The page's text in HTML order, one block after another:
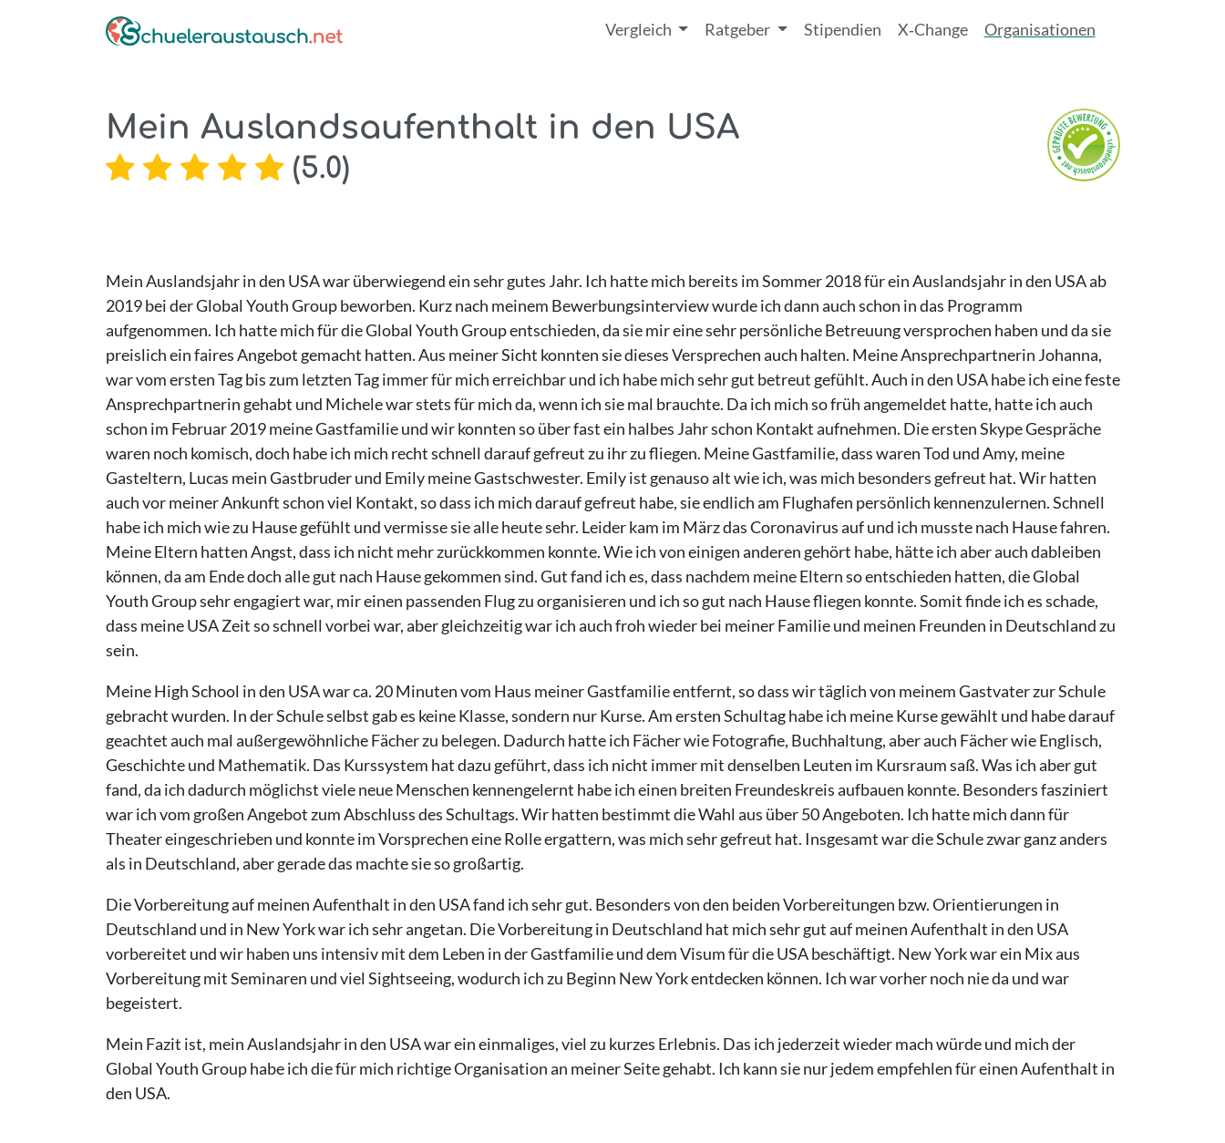
Vergleich Ratgeber Stipendien X‑Change Organisationen
Mein Auslandsaufenthalt in den USA
(5.0)
Mein Auslandsjahr in den USA war überwiegend ein sehr gutes Jahr. Ich hatte mich bereits im Sommer 2018 für ein Auslandsjahr in den USA ab
2019 bei der Global Youth Group beworben. Kurz nach meinem Bewerbungsinterview wurde ich dann auch schon in das Programm
aufgenommen. Ich hatte mich für die Global Youth Group entschieden, da sie mir eine sehr persönliche Betreuung versprochen haben und da sie
preislich ein faires Angebot gemacht hatten. Aus meiner Sicht konnten sie dieses Versprechen auch halten. Meine Ansprechpartnerin Johanna,
war vom ersten Tag bis zum letzten Tag immer für mich erreichbar und ich habe mich sehr gut betreut gefühlt. Auch in den USA habe ich eine feste
Ansprechpartnerin gehabt und Michele war stets für mich da, wenn ich sie mal brauchte. Da ich mich so früh angemeldet hatte, hatte ich auch
schon im Februar 2019 meine Gastfamilie und wir konnten so über fast ein halbes Jahr schon Kontakt aufnehmen. Die ersten Skype Gespräche
waren noch komisch, doch habe ich mich recht schnell darauf gefreut zu ihr zu fliegen. Meine Gastfamilie, dass waren Tod und Amy, meine
Gasteltern, Lucas mein Gastbruder und Emily meine Gastschwester. Emily ist genauso alt wie ich, was mich besonders gefreut hat. Wir hatten
auch vor meiner Ankunft schon viel Kontakt, so dass ich mich darauf gefreut habe, sie endlich am Flughafen persönlich kennenzulernen. Schnell
habe ich mich wie zu Hause gefühlt und vermisse sie alle heute sehr. Leider kam im März das Coronavirus auf und ich musste nach Hause fahren.
Meine Eltern hatten Angst, dass ich nicht mehr zurückkommen konnte. Wie ich von einigen anderen gehört habe, hätte ich aber auch dableiben
können, da am Ende doch alle gut nach Hause gekommen sind. Gut fand ich es, dass nachdem meine Eltern so entschieden hatten, die Global
Youth Group sehr engagiert war, mir einen passenden Flug zu organisieren und ich so gut nach Hause fliegen konnte. Somit finde ich es schade,
dass meine USA Zeit so schnell vorbei war, aber gleichzeitig war ich auch froh wieder bei meiner Familie und meinen Freunden in Deutschland zu
sein.
Meine High School in den USA war ca. 20 Minuten vom Haus meiner Gastfamilie entfernt, so dass wir täglich von meinem Gastvater zur Schule
gebracht wurden. In der Schule selbst gab es keine Klasse, sondern nur Kurse. Am ersten Schultag habe ich meine Kurse gewählt und habe darauf
geachtet auch mal außergewöhnliche Fächer zu belegen. Dadurch hatte ich Fächer wie Fotografie, Buchhaltung, aber auch Fächer wie Englisch,
Geschichte und Mathematik. Das Kurssystem hat dazu geführt, dass ich nicht immer mit denselben Leuten im Kursraum saß. Was ich aber gut
fand, da ich dadurch möglichst viele neue Menschen kennengelernt habe ich einen breiten Freundeskreis aufbauen konnte. Besonders fasziniert
war ich vom großen Angebot zum Abschluss des Schultags. Wir hatten bestimmt die Wahl aus über 50 Angeboten. Ich hatte mich dann für
Theater eingeschrieben und konnte im Vorsprechen eine Rolle ergattern, was mich sehr gefreut hat. Insgesamt war die Schule zwar ganz anders
als in Deutschland, aber gerade das machte sie so großartig.
Die Vorbereitung auf meinen Aufenthalt in den USA fand ich sehr gut. Besonders von den beiden Vorbereitungen bzw. Orientierungen in
Deutschland und in New York war ich sehr angetan. Die Vorbereitung in Deutschland hat mich sehr gut auf meinen Aufenthalt in den USA
vorbereitet und wir haben uns intensiv mit dem Leben in der Gastfamilie und dem Visum für die USA beschäftigt. New York war ein Mix aus
Vorbereitung mit Seminaren und viel Sightseeing, wodurch ich zu Beginn New York entdecken können. Ich war vorher noch nie da und war
begeistert.
Mein Fazit ist, mein Auslandsjahr in den USA war ein einmaliges, viel zu kurzes Erlebnis. Das ich jederzeit wieder mach würde und mich der
Global Youth Group habe ich die für mich richtige Organisation an meiner Seite gehabt. Ich kann sie nur jedem empfehlen für einen Aufenthalt in
den USA.